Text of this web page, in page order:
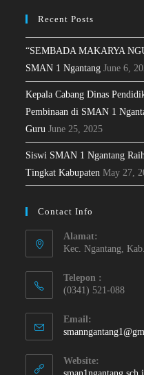
Recent Posts
“SEMBADA MAKARYA
SMAN 1 Ngantang June 6,
Kepala Cabang Dinas
Pembinaan di SMAN 1
Guru June 25, 2025
Siswi SMAN 1 Ngantang
Tingkat Kabupaten May 27,
Contact Info
Alamat:
Kec. Ngantang,
Telepon :
(0341) 521-088
Email:
Website: